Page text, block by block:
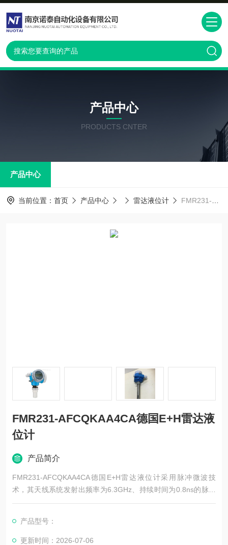
产品中心
PRODUCTS CNTER
产品中心
当前位置： 首页 产品中心 雷达液位计 FMR231-AFCQKAA4CA德国E+H雷达液位计
FMR231-AFCQKAA4CA德国E+H雷达液
位计
产品简介
FMR231-AFCQKAA4CA德国E+H雷达液位计采用脉冲微波技
术，其天线系统发射出频率为6.3GHz、持续时间为0.8ns的脉冲
波束，接着暂停278ns，在脉冲发射暂停期间，天线系统将作为
电信号。雷达液位计记录脉冲波经历的时间，而电磁波的传输速
度为常数，则可算出液面到雷达天线的距离，从而知道液面的液
产品型号：
更新时间：2026-07-06